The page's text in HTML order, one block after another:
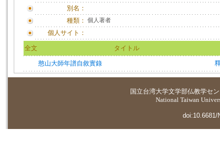
別名：
種類： 個人著者
個人サイト：
全文 タイトル
憨山大師年譜自敘實錄
国立台湾大学文学部仏教学セ
National Taiwan
doi:10.6681/